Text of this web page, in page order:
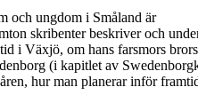
och ungdom i Småland är
skribenter beskriver och
i Växjö, om hans farsmors
(i kapitlet av
hur man planerar inför